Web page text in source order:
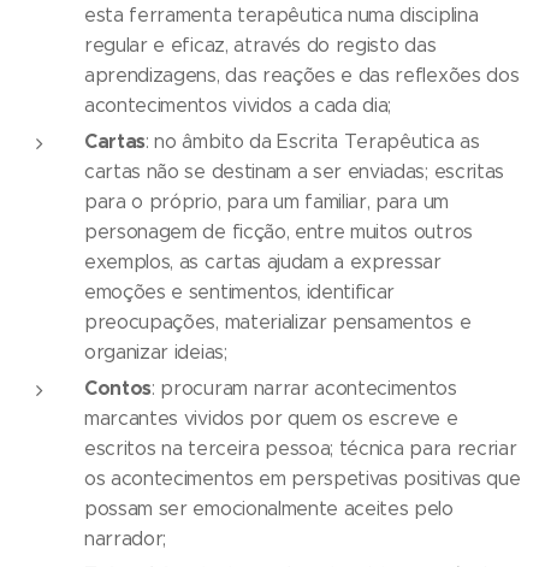
esta ferramenta terapêutica numa disciplina
regular e eficaz, através do registo das
aprendizagens, das reações e das reflexões dos
acontecimentos vividos a cada dia;
Cartas: no âmbito da Escrita Terapêutica as
cartas não se destinam a ser enviadas; escritas
para o próprio, para um familiar, para um
personagem de ficção, entre muitos outros
exemplos, as cartas ajudam a expressar
emoções e sentimentos, identificar
preocupações, materializar pensamentos e
organizar ideias;
Contos: procuram narrar acontecimentos
marcantes vividos por quem os escreve e
escritos na terceira pessoa; técnica para recriar
os acontecimentos em perspetivas positivas que
possam ser emocionalmente aceites pelo
narrador;